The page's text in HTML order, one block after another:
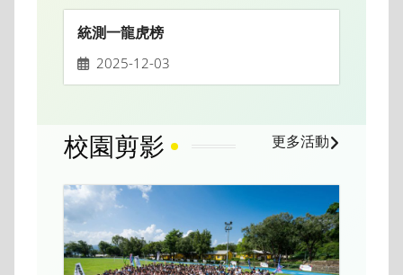
統測一龍虎榜
2025-12-03
校園剪影 更多活動